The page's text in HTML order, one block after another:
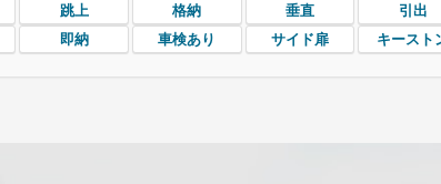
跳上 格納 垂直 引出
即納 車検あり サイド扉 キースト